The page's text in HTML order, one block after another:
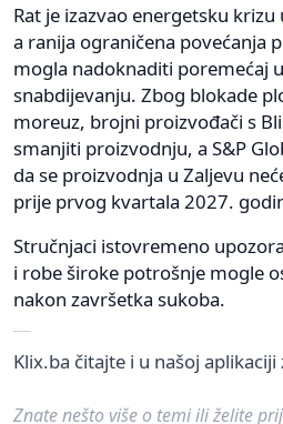
Rat je izazvao energetsku
a ranija ograničena povećanja
mogla nadoknaditi poremećaj
snabdijevanju. Zbog blokade
moreuz, brojni proizvođači s
smanjiti proizvodnju, a S&P
da se proizvodnja u Zaljevu
prije prvog kvartala 2027.
Stručnjaci istovremeno
i robe široke potrošnje mogle
nakon završetka sukoba.
Klix.ba čitajte i u našoj aplikaciji
Znate nešto više o temi ili želite